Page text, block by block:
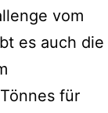
vom
es auch die
für